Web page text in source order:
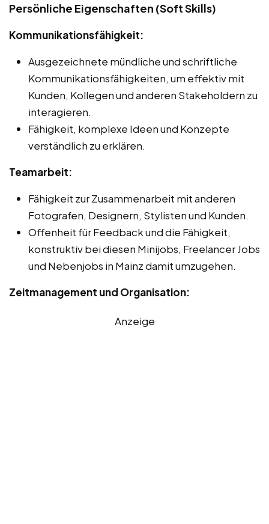
Persönliche Eigenschaften (Soft Skills)
Kommunikationsfähigkeit:
Ausgezeichnete mündliche und schriftliche
Kommunikationsfähigkeiten, um effektiv mit
Kunden, Kollegen und anderen Stakeholdern zu
interagieren.
Fähigkeit, komplexe Ideen und Konzepte
verständlich zu erklären.
Teamarbeit:
Fähigkeit zur Zusammenarbeit mit anderen
Fotografen, Designern, Stylisten und Kunden.
Offenheit für Feedback und die Fähigkeit,
konstruktiv bei diesen Minijobs, Freelancer Jobs
und Nebenjobs in Mainz damit umzugehen.
Zeitmanagement und Organisation:
Anzeige